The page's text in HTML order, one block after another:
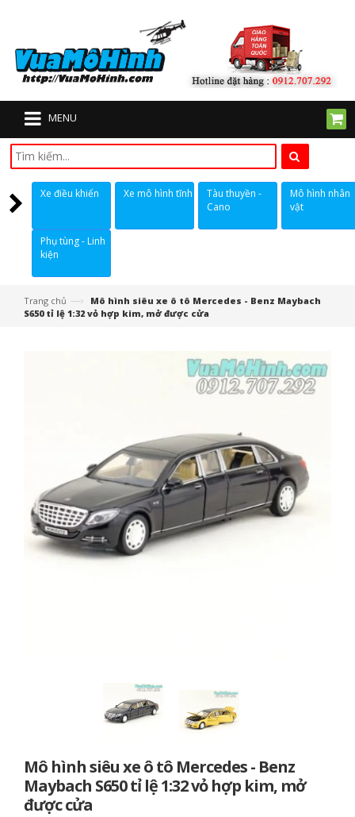
MENU
Xe điều khiển Xe mô hình tĩnh
Tàu thuyền -
Cano
Mô hình nhân
vật
Phụ tùng - Linh
kiện
Trang chủ —›
Mô hình siêu xe ô tô Mercedes - Benz Maybach
S650 tỉ lệ 1:32 vỏ hợp kim, mở được cửa
Mô hình siêu xe ô tô Mercedes - Benz
Maybach S650 tỉ lệ 1:32 vỏ hợp kim, mở
được cửa